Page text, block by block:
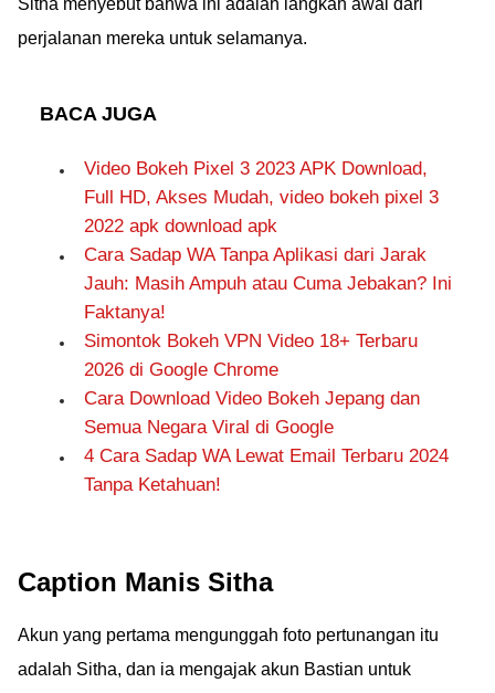
Sitha menyebut bahwa ini adalah langkah awal dari
perjalanan mereka untuk selamanya.
BACA JUGA
Video Bokeh Pixel 3 2023 APK Download,
Full HD, Akses Mudah, video bokeh pixel 3
2022 apk download apk
Cara Sadap WA Tanpa Aplikasi dari Jarak
Jauh: Masih Ampuh atau Cuma Jebakan? Ini
Faktanya!
Simontok Bokeh VPN Video 18+ Terbaru
2026 di Google Chrome
Cara Download Video Bokeh Jepang dan
Semua Negara Viral di Google
4 Cara Sadap WA Lewat Email Terbaru 2024
Tanpa Ketahuan!
Caption Manis Sitha
Akun yang pertama mengunggah foto pertunangan itu
adalah Sitha, dan ia mengajak akun Bastian untuk